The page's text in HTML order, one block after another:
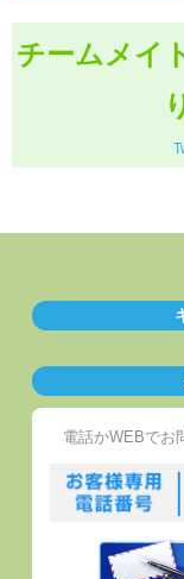
チームメイ
電話かWEBでお